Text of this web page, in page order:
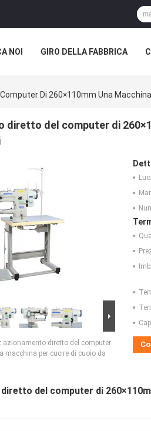
NOI GIRO DELLA FABBRICA
Di 260×110mm Una
diretto del computer di
azionamento diretto del computer
macchina per cucire di cuoio da
del computer di